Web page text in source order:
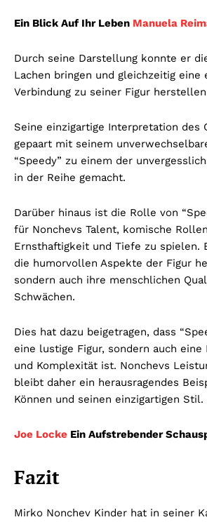
Ein Blick Auf Ihr Leben Manuela
Durch seine Darstellung konnte er
Lachen bringen und gleichzeitig eine
Verbindung zu seiner Figur
Seine einzigartige Interpretation des
gepaart mit seinem
“Speedy” zu einem der
in der Reihe gemacht.
Darüber hinaus ist die Rolle von
für Nonchevs Talent, komische
Ernsthaftigkeit und Tiefe zu spielen.
die humorvollen Aspekte der Figur
sondern auch ihre menschlichen
Schwächen.
Dies hat dazu beigetragen, dass
eine lustige Figur, sondern auch eine
und Komplexität ist. Nonchevs
bleibt daher ein herausragendes
Können und seinen einzigartigen Stil.
Joe Locke Ein Aufstrebender
Fazit
Mirko Nonchev Kinder hat in seiner